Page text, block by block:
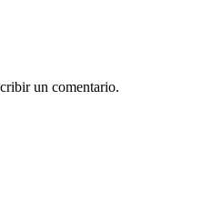
un comentario.